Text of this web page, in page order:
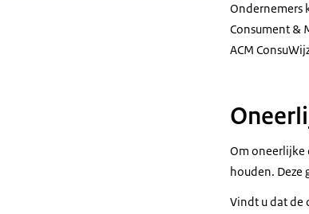
Ondernemers
Consument &
ACM
Om oneerlijke
houden. Deze
Vindt u dat de